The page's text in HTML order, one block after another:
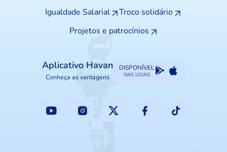
Igualdade Salarial
Troco solidário
Projetos e patrocínios
Aplicativo Havan
Conheça as vantagens
DISPONÍVEL
NAS LOJAS